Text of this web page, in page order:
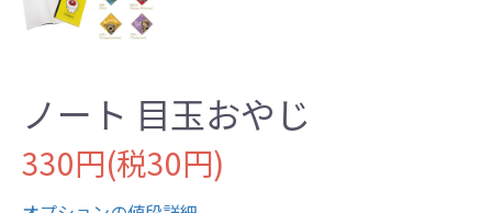
ノート 目玉おやじ
330円(税30円)